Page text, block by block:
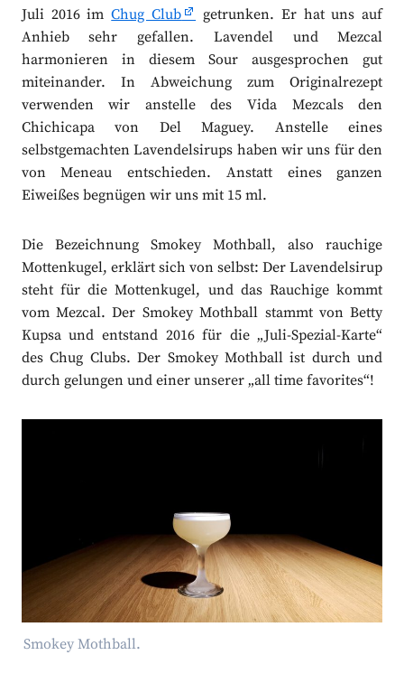
Juli 2016 imChug Club
getrunken. Er hat uns auf
Anhieb sehr gefallen. Lavendel und Mezcal
harmonieren in diesem Sour ausgesprochen gut
miteinander. In Abweichung zum Originalrezept
verwenden wir anstelle des Vida Mezcals den
Chichicapa von Del Maguey. Anstelle eines
selbstgemachten Lavendelsirups haben wir uns für den
von Meneau entschieden. Anstatt eines ganzen
Eiweißes begnügen wir uns mit 15 ml.
Die Bezeichnung Smokey Mothball, also rauchige
Mottenkugel, erklärt sich von selbst: Der Lavendelsirup
steht für die Mottenkugel, und das Rauchige kommt
vom Mezcal. Der Smokey Mothball stammt von Betty
Kupsa und entstand 2016 für die „Juli-Spezial-Karte“
des Chug Clubs. Der Smokey Mothball ist durch und
durch gelungen und einer unserer „all time favorites“!
Smokey Mothball.